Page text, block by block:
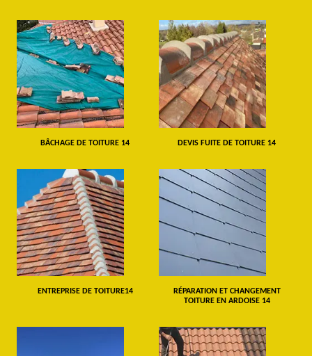
BÂCHAGE DE TOITURE 14 DEVIS FUITE DE TOITURE 14
ENTREPRISE DE TOITURE14
RÉPARATION ET CHANGEMENT
TOITURE EN ARDOISE 14